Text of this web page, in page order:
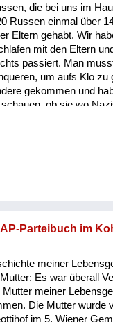
Frauen, Mütter,
Versorgung
Heimkehrer
Wohnen
die bei uns im
Russen einmal über
Eltern gehabt. Wir
mit den Eltern
passiert. Man
um aufs Klo zu
gekommen und
ob sie wo
die Russen beim
Parteibuch im
meiner
Es war überall
meiner
Die Mutter wurde
im 5. Wiener